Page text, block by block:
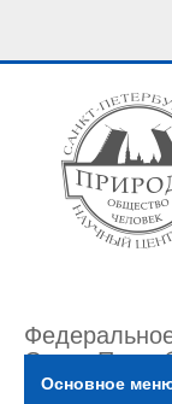
основному
содержанию
Санкт-
Основное